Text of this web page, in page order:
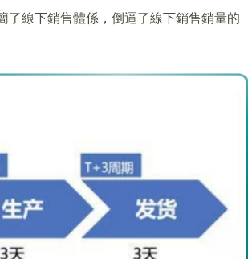
了線下銷售體係，倒逼了線下銷售銷量的